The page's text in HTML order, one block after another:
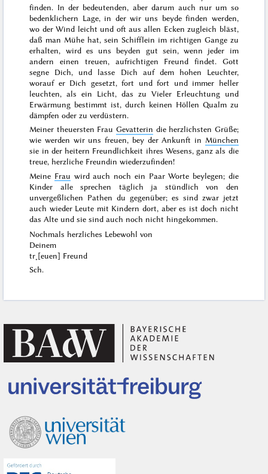
finden. In der bedeutenden, aber darum auch nur um so
bedenklichern Lage, in der wir uns beyde finden werden,
wo der Wind leicht und oft aus allen Ecken zugleich bläst,
daß man Mühe hat, sein Schifflein im richtigen Gange zu
erhalten, wird es uns beyden gut sein, wenn jeder im
andern einen treuen, aufrichtigen Freund findet. Gott
segne Dich, und lasse Dich auf dem hohen Leuchter,
worauf er Dich gesetzt, fort und fort und immer heller
leuchten, als ein Licht, das zu Vieler Erleuchtung und
Erwärmung bestimmt ist, durch keinen Höllen Qualm zu
dämpfen oder zu verdüstern.
Meiner theuersten Frau Gevatterin die herzlichsten Grüße;
wie werden wir uns freuen, bey der Ankunft in München
sie in der heitern Freundlichkeit ihres Wesens, ganz als die
treue, herzliche Freundin wiederzufinden!
Meine Frau wird auch noch ein Paar Worte beylegen; die
Kinder alle sprechen täglich ja stündlich von den
unvergeßlichen Pathendu gegenüber; es sind zwar jetzt
auch wieder Leute mit Kindern dort, aber es ist doch nicht
das Alte und sie sind auch noch nicht hingekommen.
Nochmals herzliches Lebewohl von
Deinem
tr˖[euen] Freund
Sch.